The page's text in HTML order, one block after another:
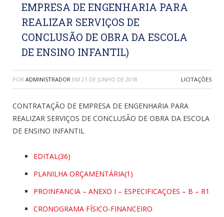
EMPRESA DE ENGENHARIA PARA
REALIZAR SERVIÇOS DE
CONCLUSÃO DE OBRA DA ESCOLA
DE ENSINO INFANTIL)
POR ADMINISTRADOR EM 21 DE JUNHO DE 2018 LICITAÇÕES
CONTRATAÇÃO DE EMPRESA DE ENGENHARIA PARA
REALIZAR SERVIÇOS DE CONCLUSÃO DE OBRA DA ESCOLA
DE ENSINO INFANTIL
EDITAL(36)
PLANILHA ORÇAMENTÁRIA(1)
PROINFANCIA – ANEXO I – ESPECIFICAÇOES – B – R1
CRONOGRAMA FÍSICO-FINANCEIRO